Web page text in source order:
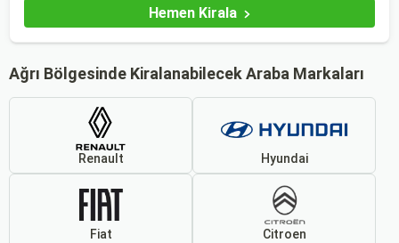
Hemen Kirala
Ağrı Bölgesinde Kiralanabilecek Araba Markaları
Renault Hyundai
Fiat Citroen